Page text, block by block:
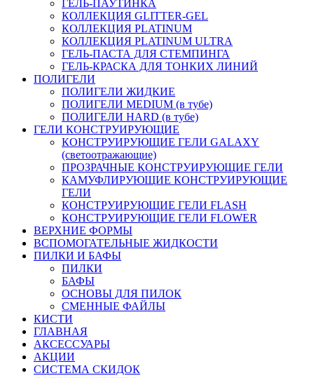
ГЕЛЬ-ПАУТИНКА
КОЛЛЕКЦИЯ GLITTER-GEL
КОЛЛЕКЦИЯ PLATINUM
КОЛЛЕКЦИЯ PLATINUM ULTRA
ГЕЛЬ-ПАСТА ДЛЯ СТЕМПИНГА
ГЕЛЬ-КРАСКА ДЛЯ ТОНКИХ ЛИНИЙ
ПОЛИГЕЛИ
ПОЛИГЕЛИ ЖИДКИЕ
ПОЛИГЕЛИ MEDIUM (в тубе)
ПОЛИГЕЛИ HARD (в тубе)
ГЕЛИ КОНСТРУИРУЮЩИЕ
КОНСТРУИРУЮЩИЕ ГЕЛИ GALAXY
(светоотражающие)
ПРОЗРАЧНЫЕ КОНСТРУИРУЮЩИЕ ГЕЛИ
КАМУФЛИРУЮЩИЕ КОНСТРУИРУЮЩИЕ
ГЕЛИ
КОНСТРУИРУЮЩИЕ ГЕЛИ FLASH
КОНСТРУИРУЮЩИЕ ГЕЛИ FLOWER
ВЕРХНИЕ ФОРМЫ
ВСПОМОГАТЕЛЬНЫЕ ЖИДКОСТИ
ПИЛКИ И БАФЫ
ПИЛКИ
БАФЫ
ОСНОВЫ ДЛЯ ПИЛОК
СМЕННЫЕ ФАЙЛЫ
КИСТИ
ГЛАВНАЯ
АКСЕССУАРЫ
АКЦИИ
СИСТЕМА СКИДОК